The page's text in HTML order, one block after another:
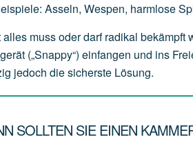
Asseln, Wespen, harmlose
alles muss oder darf radikal
(„Snappy“) einfangen und ins
jedoch die sicherste Lösung.
SOLLTEN SIE EINEN